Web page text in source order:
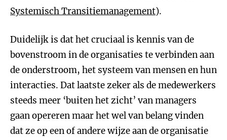
Systemisch Transitiemanagement).
Duidelijk is dat het cruciaal is kennis van de
bovenstroom in de organisaties te verbinden aan
de onderstroom, het systeem van mensen en hun
interacties. Dat laatste zeker als de medewerkers
steeds meer ‘buiten het zicht’ van managers
gaan opereren maar het wel van belang vinden
dat ze op een of andere wijze aan de organisatie